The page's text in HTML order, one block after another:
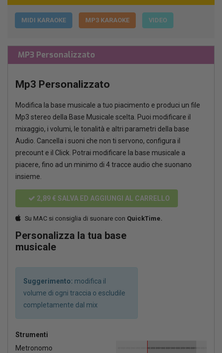
MIDI KARAOKE MP3 KARAOKE VIDEO
MP3 Personalizzato
Mp3 Personalizzato
Modifica la base musicale a tuo piacimento e produci un file
Mp3 stereo della Base Musicale scelta. Puoi modificare il
mixaggio, i volumi, le tonalità e altri parametri della base
Audio. Cancella i suoni che non ti servono, configura il
precount e il Click. Potrai modificare la base musicale a
piacere, fino ad un minimo di 4 tracce audio che suonano
insieme.
2,89 € SALVA ED AGGIUNGI AL CARRELLO
Su MAC si consiglia di suonare con QuickTime.
Personalizza la tua base
musicale
Suggerimento: modifica il
volume di ogni traccia o escludile
completamente dal mix
Strumenti
Metronomo